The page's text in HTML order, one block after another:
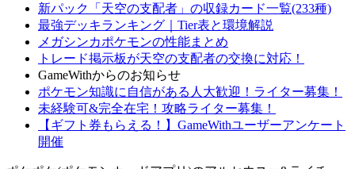
新パック「天空の支配者」の収録カード一覧(233種)
最強デッキランキング｜Tier表と環境解説
メガシンカポケモンの性能まとめ
トレード掲示板が天空の支配者の交換に対応！
GameWithからのお知らせ
ポケモン知識に自信がある人大歓迎！ライター募集！
未経験可&完全在宅！攻略ライター募集！
【ギフト券もらえる！】GameWithユーザーアンケート
開催